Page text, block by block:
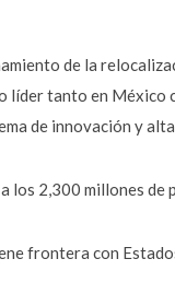
de la
líder tanto en México
de innovación y
los 2,300 millones de
frontera con